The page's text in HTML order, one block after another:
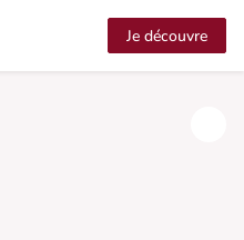
Je découvre